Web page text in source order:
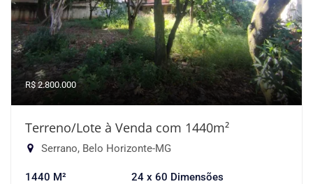
R$ 2.800.000
Terreno/Lote à Venda com 1440m²
Serrano, Belo Horizonte-MG
1440 M² 24 x 60 Dimensões